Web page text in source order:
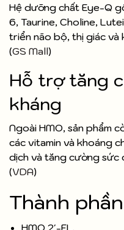
Hệ dưỡng chất Eye-Q
6, Taurine, Choline,
triển não bộ, thị giác và
(GS Mall)
Hỗ trợ tăng
kháng
Ngoài HMO, sản phẩm
các vitamin và khoáng
dịch và tăng cường sức
(VDA)
Thành